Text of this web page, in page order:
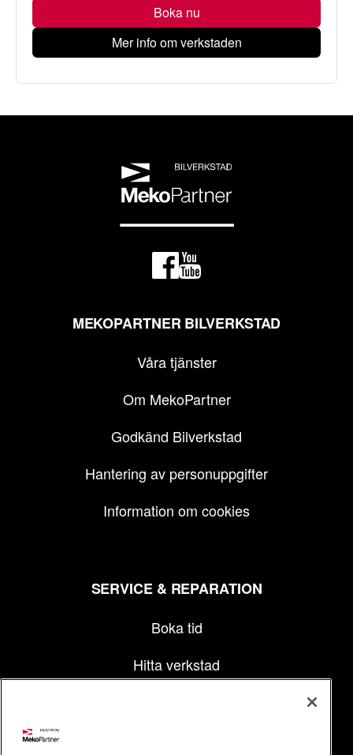
Boka nu
Mer info om verkstaden
MEKOPARTNER BILVERKSTAD
Våra tjänster
Om MekoPartner
Godkänd Bilverkstad
Hantering av personuppgifter
Information om cookies
SERVICE & REPARATION
Boka tid
Hitta verkstad